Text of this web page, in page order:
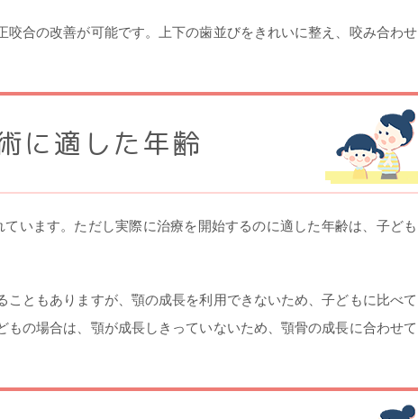
咬合の改善が可能です。上下の歯並びをきれいに整え、咬み合わせ
に適した年齢
います。ただし実際に治療を開始するのに適した年齢は、子ども
こともありますが、顎の成長を利用できないため、子どもに比べて
の場合は、顎が成長しきっていないため、顎骨の成長に合わせて